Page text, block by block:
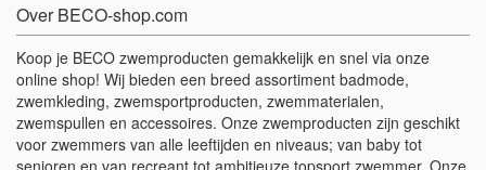
Over BECO-shop.com
Koop je BECO zwemproducten gemakkelijk en snel via onze
online shop! Wij bieden een breed assortiment badmode,
zwemkleding, zwemsportproducten, zwemmaterialen,
zwemspullen en accessoires. Onze zwemproducten zijn geschikt
voor zwemmers van alle leeftijden en niveaus; van baby tot
senioren en van recreant tot ambitieuze topsport zwemmer. Onze